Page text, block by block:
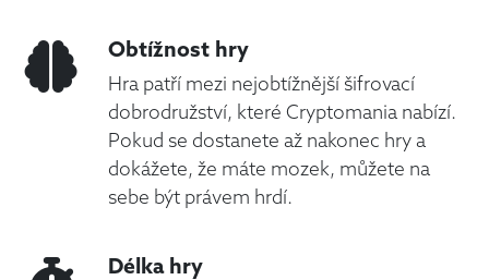
Obtížnost hry
Hra patří mezi nejobtížnější šifrovací
dobrodružství, které Cryptomania nabízí.
Pokud se dostanete až nakonec hry a
dokážete, že máte mozek, můžete na
sebe být právem hrdí.
Délka hry